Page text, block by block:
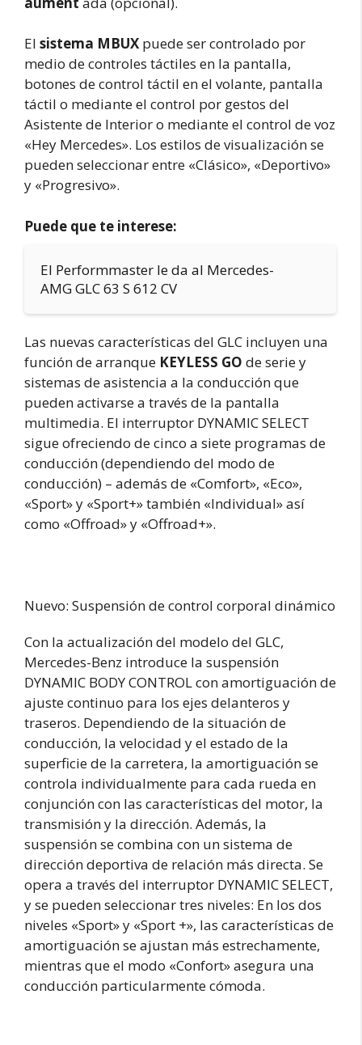
El sistema MBUX puede ser controlado por
medio de controles táctiles en la pantalla,
botones de control táctil en el volante, pantalla
táctil o mediante el control por gestos del
Asistente de Interior o mediante el control de voz
«Hey Mercedes». Los estilos de visualización se
pueden seleccionar entre «Clásico», «Deportivo»
y «Progresivo».
Puede que te interese:
El Performmaster le da al Mercedes-
AMG GLC 63 S 612 CV
Las nuevas características del GLC incluyen una
función de arranque KEYLESS GO de serie y
sistemas de asistencia a la conducción que
pueden activarse a través de la pantalla
multimedia. El interruptor DYNAMIC SELECT
sigue ofreciendo de cinco a siete programas de
conducción (dependiendo del modo de
conducción) – además de «Comfort», «Eco»,
«Sport» y «Sport+» también «Individual» así
como «Offroad» y «Offroad+».
Nuevo: Suspensión de control corporal dinámico
Con la actualización del modelo del GLC,
Mercedes-Benz introduce la suspensión
DYNAMIC BODY CONTROL con amortiguación de
ajuste continuo para los ejes delanteros y
traseros. Dependiendo de la situación de
conducción, la velocidad y el estado de la
superficie de la carretera, la amortiguación se
controla individualmente para cada rueda en
conjunción con las características del motor, la
transmisión y la dirección. Además, la
suspensión se combina con un sistema de
dirección deportiva de relación más directa. Se
opera a través del interruptor DYNAMIC SELECT,
y se pueden seleccionar tres niveles: En los dos
niveles «Sport» y «Sport +», las características de
amortiguación se ajustan más estrechamente,
mientras que el modo «Confort» asegura una
conducción particularmente cómoda.